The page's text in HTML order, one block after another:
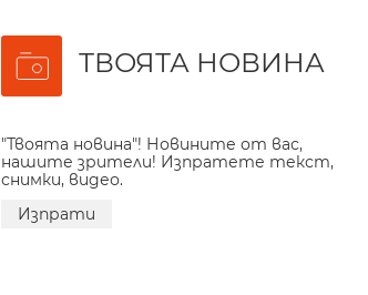
ТВОЯТА НОВИНА
"Твоята новина"! Новините от вас,
нашите зрители! Изпратете текст,
снимки, видео.
Изпрати